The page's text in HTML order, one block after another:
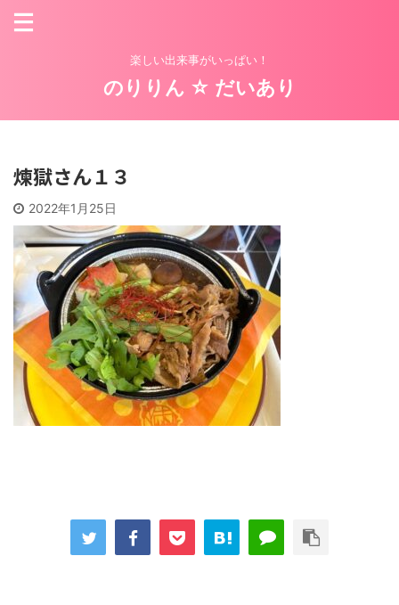
楽しい出来事がいっぱい！
のりりん ☆ だいあり
煉獄さん１３
2022年1月25日